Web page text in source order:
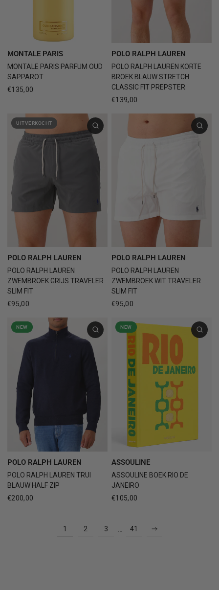
MONTALE PARIS
MONTALE PARIS PARFUM OUD
SAPPAROT
€135,00
POLO RALPH LAUREN
POLO RALPH LAUREN KORTE
BROEK BLAUW STRETCH
CLASSIC FIT PREPSTER
€139,00
UITVERKOCHT
POLO RALPH LAUREN
POLO RALPH LAUREN
ZWEMBROEK GRIJS TRAVELER
SLIM FIT
€95,00
POLO RALPH LAUREN
POLO RALPH LAUREN
ZWEMBROEK WIT TRAVELER
SLIM FIT
€95,00
NEW
POLO RALPH LAUREN
POLO RALPH LAUREN TRUI
BLAUW HALF ZIP
€200,00
NEW
ASSOULINE
ASSOULINE BOEK RIO DE
JANEIRO
€105,00
1 2 3 … 41